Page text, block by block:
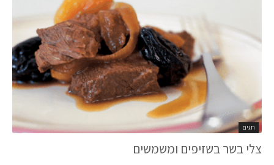
חגים
צלי בשר בשזיפים ומשמשים